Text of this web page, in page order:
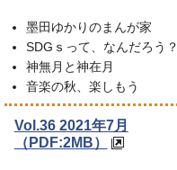
墨田ゆかりのまんが家
SDGｓって、なんだろう？
神無月と神在月
音楽の秋、楽しもう
Vol.36 2021年7月
（PDF:2MB）